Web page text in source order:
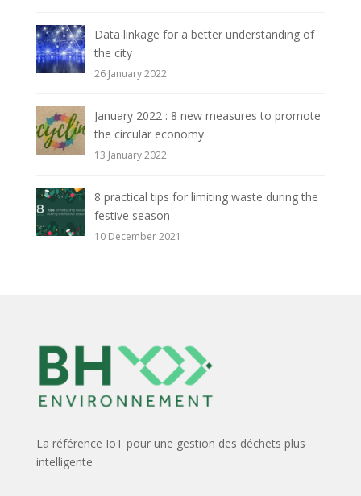
Data linkage for a better understanding of
the city
26 January 2022
January 2022 : 8 new measures to promote
the circular economy
13 January 2022
8 practical tips for limiting waste during the
festive season
10 December 2021
La référence IoT pour une gestion des déchets plus
intelligente